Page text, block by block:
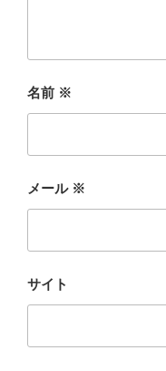
名前 ※
メール ※
サイト